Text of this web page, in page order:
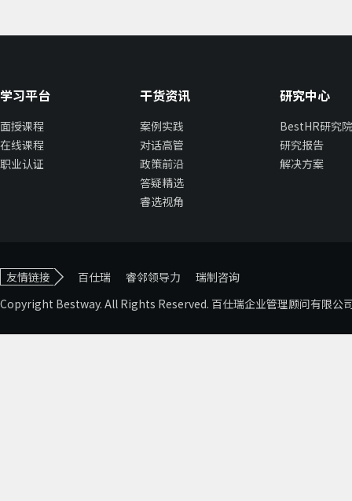
学习平台
面授课程
在线课程
职业认证
干货资讯
案例实践
对话高管
政策前沿
答疑精选
睿选视角
研究中心
BestHR研究院
研究报告
解决方案
友情链接 百仕瑞 睿邻领导力
瑞制咨询
Copyright Bestway. All Rights Reserved. 百仕瑞企业管理顾问有限公